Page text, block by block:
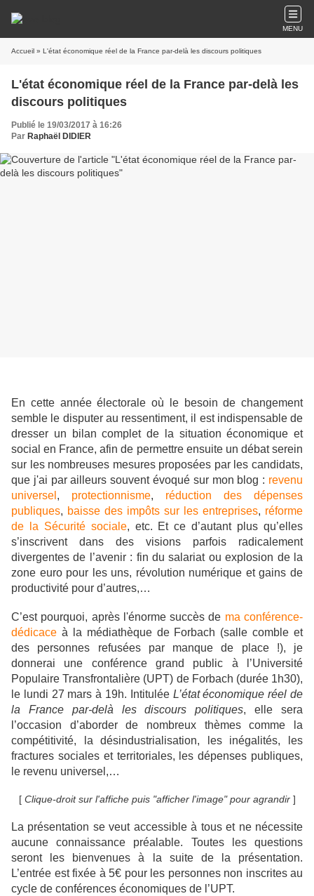
MENU
Accueil » L'état économique réel de la France par-delà les discours politiques
L'état économique réel de la France par-delà les
discours politiques
Publié le 19/03/2017 à 16:26
Par Raphaël DIDIER
En cette année électorale où le besoin de changement
semble le disputer au ressentiment, il est indispensable de
dresser un bilan complet de la situation économique et
social en France, afin de permettre ensuite un débat serein
sur les nombreuses mesures proposées par les candidats,
que j'ai par ailleurs souvent évoqué sur mon blog : revenu
universel , protectionnisme, réduction des dépenses
publiques, baisse des impôts sur les entreprises, réforme
de la Sécurité sociale, etc. Et ce d’autant plus qu’elles
s’inscrivent dans des visions parfois radicalement
divergentes de l’avenir : fin du salariat ou explosion de la
zone euro pour les uns, révolution numérique et gains de
productivité pour d’autres,…
C’est pourquoi, après l'énorme succès de ma conférence-
dédicace à la médiathèque de Forbach (salle comble et
des personnes refusées par manque de place !), je
donnerai une conférence grand public à l’Université
Populaire Transfrontalière (UPT) de Forbach (durée 1h30),
le lundi 27 mars à 19h. Intitulée L’état économique réel de
la France par-delà les discours politiques, elle sera
l’occasion d’aborder de nombreux thèmes comme la
compétitivité, la désindustrialisation, les inégalités, les
fractures sociales et territoriales, les dépenses publiques,
le revenu universel,…
[ Clique-droit sur l'affiche puis "afficher l'image" pour agrandir]
La présentation se veut accessible à tous et ne nécessite
aucune connaissance préalable. Toutes les questions
seront les bienvenues à la suite de la présentation.
L’entrée est fixée à 5€ pour les personnes non inscrites au
cycle de conférences économiques de l’UPT.